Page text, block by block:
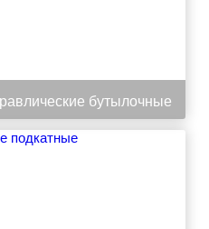
бутылочные